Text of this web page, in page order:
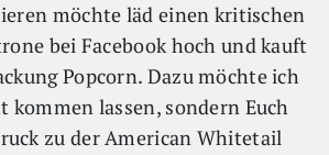
möchte läd einen kritischen
bei Facebook hoch und kauft
Popcorn. Dazu möchte ich
lassen, sondern Euch
zu der American Whitetail